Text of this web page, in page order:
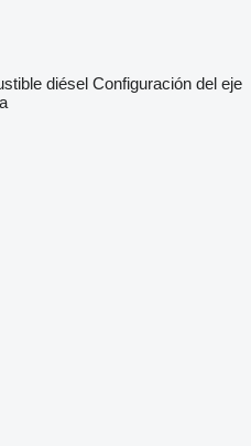
diésel Configuración del eje